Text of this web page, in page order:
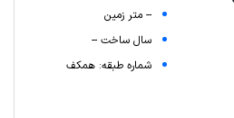
-- متر زمین
سال ساخت --
شماره طبقه: همکف